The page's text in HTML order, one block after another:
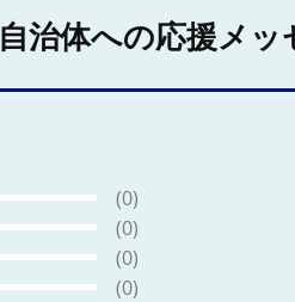
自治体への応援メッ
(0)
(0)
(0)
(0)